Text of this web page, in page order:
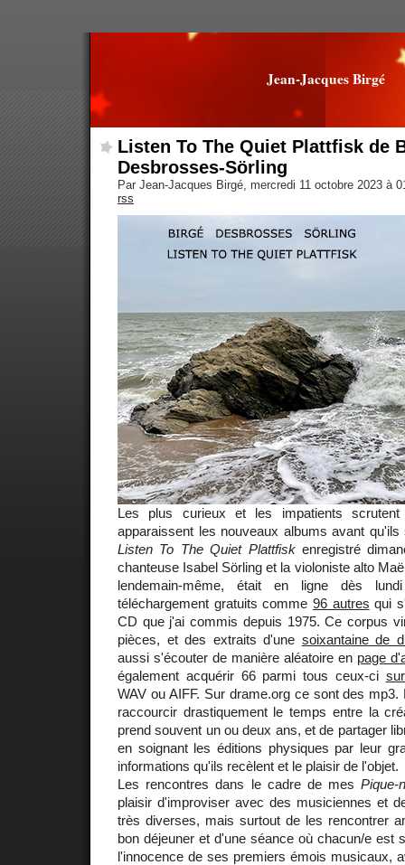
Jean-Jacques Birgé
Listen To The Quiet Plattfisk de
Desbrosses-Sörling
Par Jean-Jacques Birgé, mercredi 11 octobre 2023 à
rss
Les plus curieux et les impatients
apparaissent les nouveaux albums avant qu'ils
Listen To The Quiet Plattfiskenregistré
chanteuse Isabel Sörling et la violoniste alto
lendemain-même, était en ligne dès
téléchargement gratuits comme 96 autres qui
CD que j'ai commis depuis 1975. Ce corpus
pièces, et des extraits d'une soixantaine de
aussi s'écouter de manière aléatoire en page
également acquérir 66 parmi tous ceux-ci
WAV ou AIFF. Sur drame.org ce sont des mp3.
raccourcir drastiquement le temps entre la
prend souvent un ou deux ans, et de partager
en soignant les éditions physiques par leur
informations qu'ils recèlent et le plaisir de l'objet.
Les rencontres dans le cadre de mesPique-
plaisir d'improviser avec des musiciennes et
très diverses, mais surtout de les rencontrer
bon déjeuner et d'une séance où chacun/e est
l'innocence de ses premiers émois musicaux,